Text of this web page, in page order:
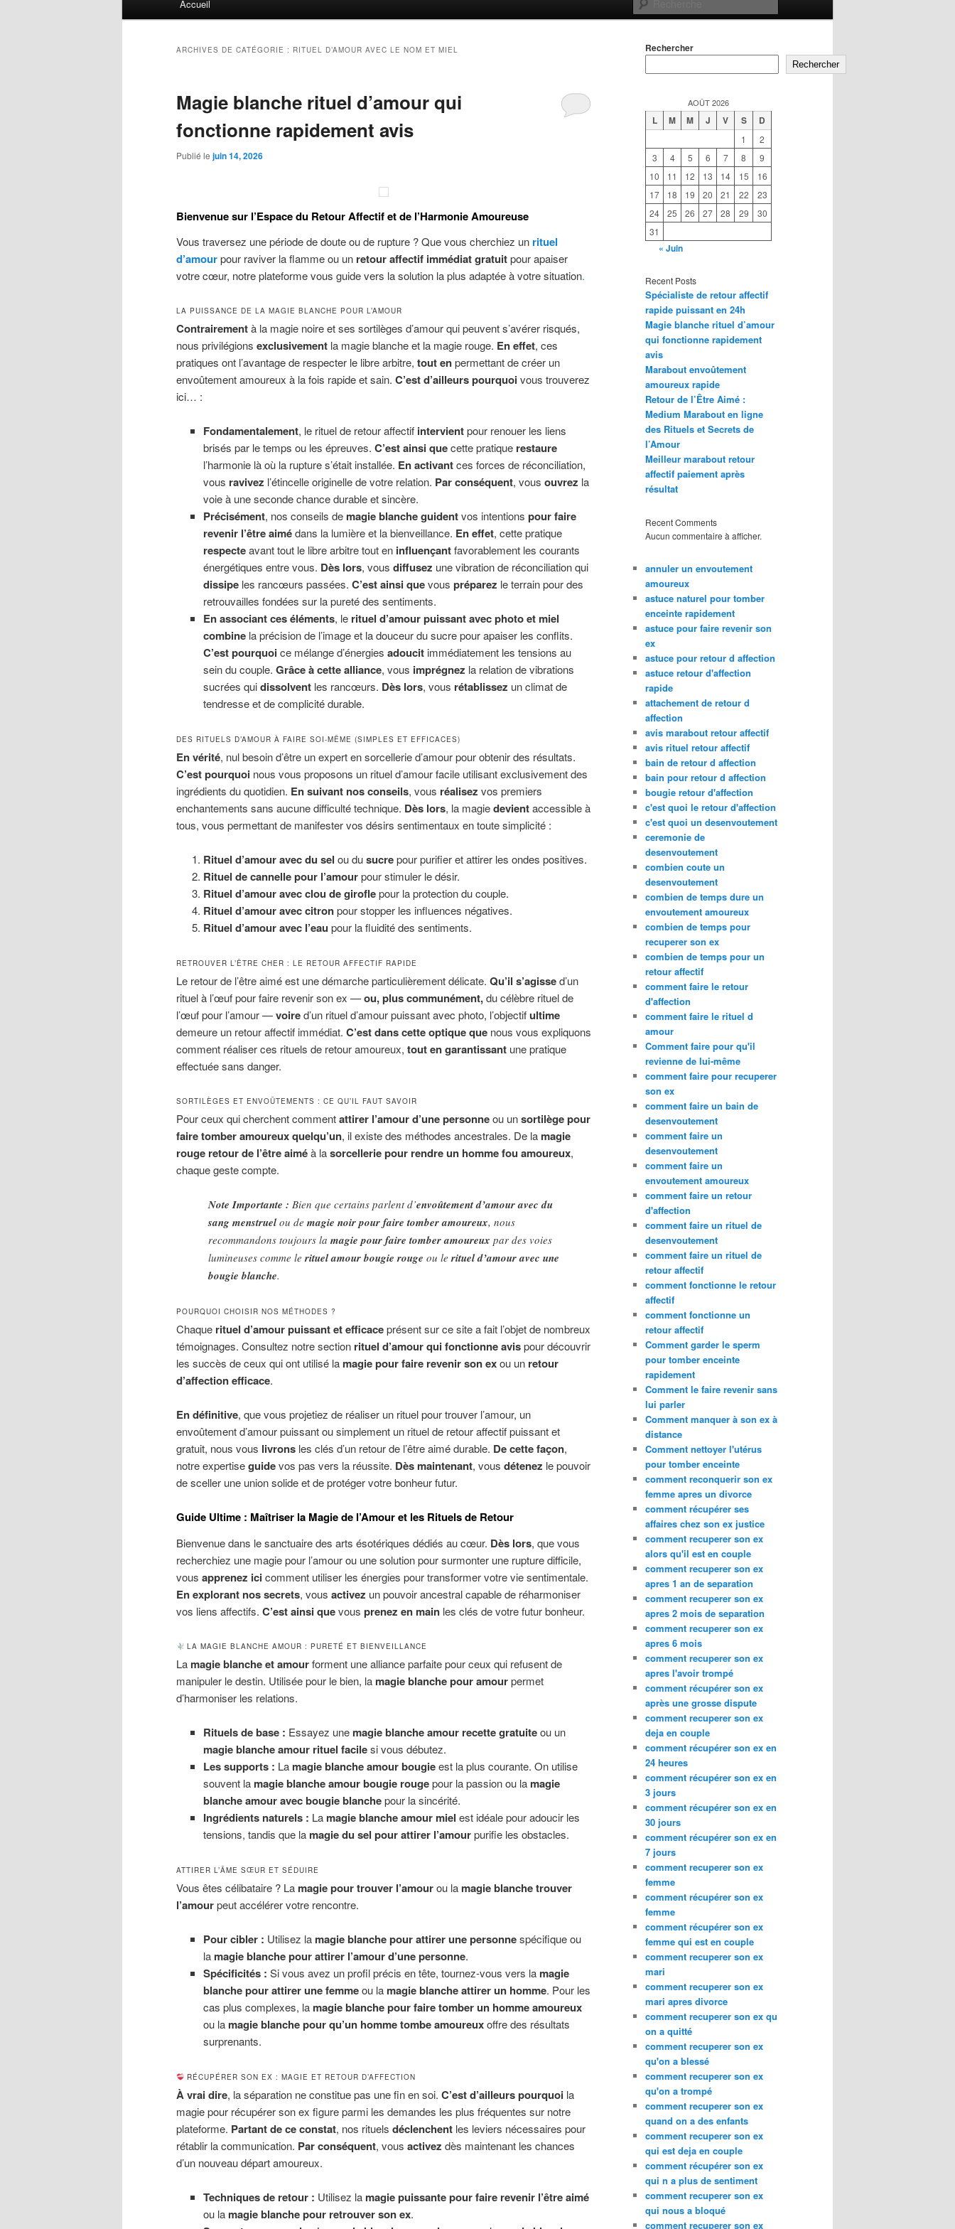
Accueil
ARCHIVES DE CATÉGORIE : RITUEL D’AMOUR AVEC LE NOM ET MIEL
Magie blanche rituel d’amour qui
fonctionne rapidement avis
Publié le juin 14, 2026
Bienvenue sur l’Espace du Retour Affectif et de l’Harmonie Amoureuse
Vous traversez une période de doute ou de rupture ? Que vous cherchiez un rituel
d’amourpour raviver la flamme ou un retour affectif immédiat gratuitpour apaiser
votre cœur, notre plateforme vous guide vers la solution la plus adaptée à votre situation.
LA PUISSANCE DE LA MAGIE BLANCHE POUR L’AMOUR
Contrairementà la magie noire et ses sortilèges d’amour qui peuvent s’avérer risqués,
nous privilégions exclusivement la magie blanche et la magie rouge. En effet, ces
pratiques ont l’avantage de respecter le libre arbitre, tout enpermettant de créer un
envoûtement amoureux à la fois rapide et sain. C’est d’ailleurs pourquoivous trouverez
ici… :
Fondamentalement, le rituel de retour affectif intervientpour renouer les liens
brisés par le temps ou les épreuves. C’est ainsi quecette pratique restaure
l’harmonie là où la rupture s’était installée. En activantces forces de réconciliation,
vous ravivez l’étincelle originelle de votre relation. Par conséquent, vous ouvrez la
voie à une seconde chance durable et sincère.
Précisément, nos conseils demagie blanche guidentvos intentions pour faire
revenir l’être aimédans la lumière et la bienveillance. En effet, cette pratique
respecteavant tout le libre arbitre tout en influençantfavorablement les courants
énergétiques entre vous. Dès lors, vous diffusez une vibration de réconciliation qui
dissipeles rancœurs passées. C’est ainsi quevous préparez le terrain pour des
retrouvailles fondées sur la pureté des sentiments.
En associant ces éléments, le rituel d’amour puissant avec photo et miel
combinela précision de l’image et la douceur du sucre pour apaiser les conflits.
C’est pourquoice mélange d’énergies adoucitimmédiatement les tensions au
sein du couple. Grâce à cette alliance, vous imprégnez la relation de vibrations
sucrées quidissolventles rancœurs. Dès lors, vous rétablissez un climat de
tendresse et de complicité durable.
DES RITUELS D’AMOUR À FAIRE SOI-MÊME (SIMPLES ET EFFICACES)
En vérité, nul besoin d’être un expert en sorcellerie d’amour pour obtenir des résultats.
C’est pourquoi nous vous proposons un rituel d’amour facile utilisant exclusivement des
ingrédients du quotidien. En suivant nos conseils, vous réalisez vos premiers
enchantements sans aucune difficulté technique. Dès lors, la magiedevientaccessible à
tous, vous permettant de manifester vos désirs sentimentaux en toute simplicité :
Rituel d’amour avec du sel ou dusucrepour purifier et attirer les ondes positives.
Rituel de cannelle pour l’amourpour stimuler le désir.
Rituel d’amour avec clou de giroflepour la protection du couple.
Rituel d’amour avec citronpour stopper les influences négatives.
Rituel d’amour avec l’eau pour la fluidité des sentiments.
RETROUVER L’ÊTRE CHER : LE RETOUR AFFECTIF RAPIDE
Le retour de l’être aimé est une démarche particulièrement délicate. Qu’il s’agissed’un
rituel à l’œuf pour faire revenir son ex —ou, plus communément,du célèbre rituel de
l’œuf pour l’amour —voired’un rituel d’amour puissant avec photo, l’objectifultime
demeure un retour affectif immédiat. C’est dans cette optique que nous vous expliquons
comment réaliser ces rituels de retour amoureux, tout en garantissant une pratique
effectuée sans danger.
SORTILÈGES ET ENVOÛTEMENTS : CE QU’IL FAUT SAVOIR
Pour ceux qui cherchent commentattirer l’amour d’une personneou unsortilège pour
faire tomber amoureux quelqu’un, il existe des méthodes ancestrales. De la magie
rouge retour de l’être aiméà lasorcellerie pour rendre un homme fou amoureux,
chaque geste compte.
Note Importante : Bien que certains parlent d’envoûtement d’amour avec du
sang menstruelou de magie noir pour faire tomber amoureux, nous
recommandons toujours la magie pour faire tomber amoureux par des voies
lumineuses comme lerituel amour bougie rouge ou lerituel d’amour avec une
bougie blanche.
POURQUOI CHOISIR NOS MÉTHODES ?
Chaque rituel d’amour puissant et efficaceprésent sur ce site a fait l’objet de nombreux
témoignages. Consultez notre section rituel d’amour qui fonctionne avispour découvrir
les succès de ceux qui ont utilisé la magie pour faire revenir son exou un retour
d’affection efficace.
En définitive, que vous projetiez de réaliser un rituel pour trouver l’amour, un
envoûtement d’amour puissant ou simplement un rituel de retour affectif puissant et
gratuit, nous vous livrons les clés d’un retour de l’être aimé durable. De cette façon,
notre expertiseguidevos pas vers la réussite. Dès maintenant, vous détenez le pouvoir
de sceller une union solide et de protéger votre bonheur futur.
Guide Ultime : Maîtriser la Magie de l’Amour et les Rituels de Retour
Bienvenue dans le sanctuaire des arts ésotériques dédiés au cœur. Dès lors, que vous
recherchiez une magie pour l’amour ou une solution pour surmonter une rupture difficile,
vous apprenez icicomment utiliser les énergies pour transformer votre vie sentimentale.
En explorant nos secrets, vous activez un pouvoir ancestral capable de réharmoniser
vos liens affectifs. C’est ainsi quevous prenez en main les clés de votre futur bonheur.
LA MAGIE BLANCHE AMOUR : PURETÉ ET BIENVEILLANCE
La magie blanche et amourforment une alliance parfaite pour ceux qui refusent de
manipuler le destin. Utilisée pour le bien, la magie blanche pour amourpermet
d’harmoniser les relations.
Rituels de base : Essayez une magie blanche amour recette gratuiteou un
magie blanche amour rituel facilesi vous débutez.
Les supports : La magie blanche amour bougieest la plus courante. On utilise
souvent la magie blanche amour bougie rougepour la passion ou la magie
blanche amour avec bougie blanchepour la sincérité.
Ingrédients naturels : La magie blanche amour miel est idéale pour adoucir les
tensions, tandis que la magie du sel pour attirer l’amourpurifie les obstacles.
ATTIRER L’ÂME SŒUR ET SÉDUIRE
Vous êtes célibataire ? La magie pour trouver l’amourou la magie blanche trouver
l’amourpeut accélérer votre rencontre.
Pour cibler : Utilisez la magie blanche pour attirer une personnespécifique ou
la magie blanche pour attirer l’amour d’une personne.
Spécificités : Si vous avez un profil précis en tête, tournez-vous vers la magie
blanche pour attirer une femmeou la magie blanche attirer un homme. Pour les
cas plus complexes, la magie blanche pour faire tomber un homme amoureux
ou la magie blanche pour qu’un homme tombe amoureuxoffre des résultats
surprenants.
RÉCUPÉRER SON EX : MAGIE ET RETOUR D’AFFECTION
À vrai dire, la séparation ne constitue pas une fin en soi. C’est d’ailleurs pourquoi la
magie pour récupérer son ex figure parmi les demandes les plus fréquentes sur notre
plateforme. Partant de ce constat, nos rituels déclenchent les leviers nécessaires pour
rétablir la communication. Par conséquent, vous activez dès maintenant les chances
d’un nouveau départ amoureux.
Techniques de retour : Utilisez la magie puissante pour faire revenir l’être aimé
ou la magie blanche pour retrouver son ex.
Rechercher
Rechercher
AOÛT 2026
L M M J V S D
1
2
3
4 5 6 7 8
9
10
11 12 13 14 15
16
17
18 19 20 21 22
23
24
25 26 27 28 29
30
31
« Juin
Recent Posts
Spécialiste de retour affectif
rapide puissant en 24h
Magie blanche rituel d’amour
qui fonctionne rapidement
avis
Marabout envoûtement
amoureux rapide
Retour de l’Être Aimé :
Medium Marabout en ligne
des Rituels et Secrets de
l’Amour
Meilleur marabout retour
affectif paiement après
résultat
Recent Comments
Aucun commentaire à afficher.
annuler un envoutement
amoureux
astuce naturel pour tomber
enceinte rapidement
astuce pour faire revenir son
ex
astuce pour retour d affection
astuce retour d'affection
rapide
attachement de retour d
affection
avis marabout retour affectif
avis rituel retour affectif
bain de retour d affection
bain pour retour d affection
bougie retour d'affection
c'est quoi le retour d'affection
c'est quoi un desenvoutement
ceremonie de
desenvoutement
combien coute un
desenvoutement
combien de temps dure un
envoutement amoureux
combien de temps pour
recuperer son ex
combien de temps pour un
retour affectif
comment faire le retour
d'affection
comment faire le rituel d
amour
Comment faire pour qu'il
revienne de lui-même
comment faire pour recuperer
son ex
comment faire un bain de
desenvoutement
comment faire un
desenvoutement
comment faire un
envoutement amoureux
comment faire un retour
d'affection
comment faire un rituel de
desenvoutement
comment faire un rituel de
retour affectif
comment fonctionne le retour
affectif
comment fonctionne un
retour affectif
Comment garder le sperm
pour tomber enceinte
rapidement
Comment le faire revenir sans
lui parler
Comment manquer à son ex à
distance
Comment nettoyer l'utérus
pour tomber enceinte
comment reconquerir son ex
femme apres un divorce
comment récupérer ses
affaires chez son ex justice
comment recuperer son ex
alors qu'il est en couple
comment recuperer son ex
apres 1 an de separation
comment recuperer son ex
apres 2 mois de separation
comment recuperer son ex
apres 6 mois
comment recuperer son ex
apres l'avoir trompé
comment récupérer son ex
après une grosse dispute
comment recuperer son ex
deja en couple
comment récupérer son ex en
24 heures
comment récupérer son ex en
3 jours
comment récupérer son ex en
30 jours
comment récupérer son ex en
7 jours
comment recuperer son ex
femme
comment récupérer son ex
femme
comment récupérer son ex
femme qui est en couple
comment recuperer son ex
mari
comment recuperer son ex
mari apres divorce
comment recuperer son ex qu
on a quitté
comment recuperer son ex
qu'on a blessé
comment recuperer son ex
qu'on a trompé
comment recuperer son ex
quand on a des enfants
comment recuperer son ex
qui est deja en couple
comment récupérer son ex
qui n a plus de sentiment
comment recuperer son ex
qui nous a bloqué
comment recuperer son ex